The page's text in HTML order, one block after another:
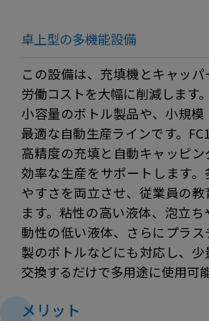
卓上型の多機能設備
この設備は、充填機とキャッパ
労働コストを大幅に削減します。
小容量のボトル製品や、小規
最適な自動生産ラインです。
高精度の充填と自動キャッピ
効率な生産をサポートします
やすさを両立させ、従業員の
ます。粘性の高い液体、泡立
動性の低い液体、さらにプラ
製のボトルなどにも対応し、
交換するだけで多用途に使用可能
メリット